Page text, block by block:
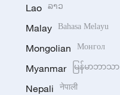
Lao ລາວ
Malay Bahasa Melayu
Mongolian Монгол
Myanmar မြန်မာဘာသာ
Nepali नेपाली